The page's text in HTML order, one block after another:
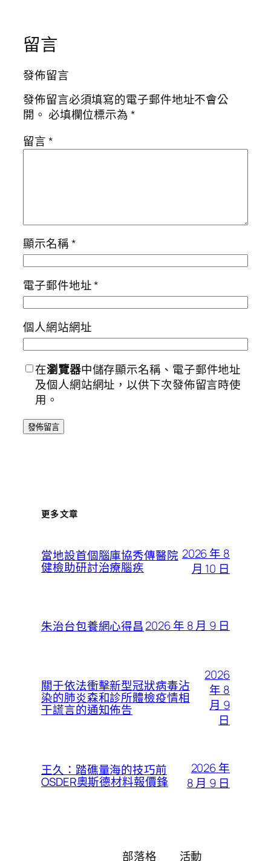
留言
發佈留言
發佈留言必須填寫的電子郵件地址不會公
開。 必填欄位標示為*
留言*
顯示名稱*
電子郵件地址*
個人網站網址
在瀏覽器中儲存顯示名稱、電子郵件地址
及個人網站網址，以供下次發佈留言時使
用。
更多文章
當地設首個腦庫協秀傳醫院
健檢助研討治療腦疾
2026 年 8
月 10 日
朱治台包養網心得昌2026 年 8 月 9 日
關于依法衝擊新型冠狀病毒沾
染的肺炎森和診所體檢疫情相
干謊言的通知佈告
2026
年 8
月 9
日
王久：踏礁量海的技巧前
OSDER奧斯德材料報價鋒
2026 年
8 月 9 日
部落格 活動